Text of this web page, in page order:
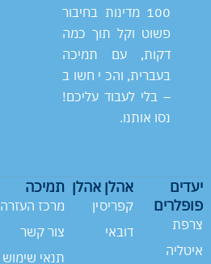
100 מדינות בחיבור
פשוט וקל תוך כמה
דקות, עם תמיכה
בעברית, והכי חשוב
– בלי לעבוד עליכם!
נסו אותנו.
יעדים
פופלרים
צרפת
איטליה
אהלן אהלן
קפריסין
דובאי
תמיכה
מרכז העזרה
צור קשר
תנאי שימוש